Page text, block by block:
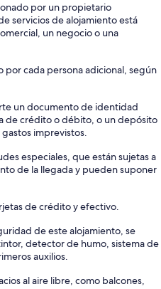
por un propietario
servicios de alojamiento está
un negocio o una
por cada persona adicional, según
un documento de identidad
de crédito o débito, o un depósito
imprevistos.
especiales, que están sujetas a
de la llegada y pueden suponer
de crédito y efectivo.
de este alojamiento, se
detector de humo, sistema de
auxilios.
al aire libre, como balcones,